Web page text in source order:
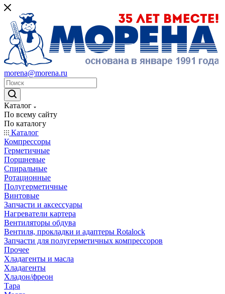
morena@morena.ru
Каталог
По всему сайту
По каталогу
Каталог
Компрессоры
Герметичные
Поршневые
Спиральные
Ротационные
Полугерметичные
Винтовые
Запчасти и аксессуары
Нагреватели картера
Вентиляторы обдува
Вентиля, прокладки и адаптеры Rotalock
Запчасти для полугерметичных компрессоров
Прочее
Хладагенты и масла
Хладагенты
Хладон/фреон
Тара